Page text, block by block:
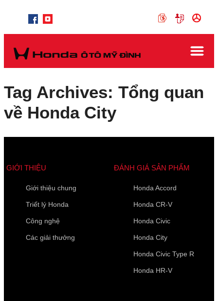
Tag Archives: Tổng quan
về Honda City
GIỚI THIỆU
Giới thiệu chung
Triết lý Honda
Công nghệ
Các giải thưởng
ĐÁNH GIÁ SẢN PHẨM
Honda Accord
Honda CR-V
Honda Civic
Honda City
Honda Civic Type R
Honda HR-V
Các trường được đánh dấu*là bắt buộc
Loại xe muốn báo giá